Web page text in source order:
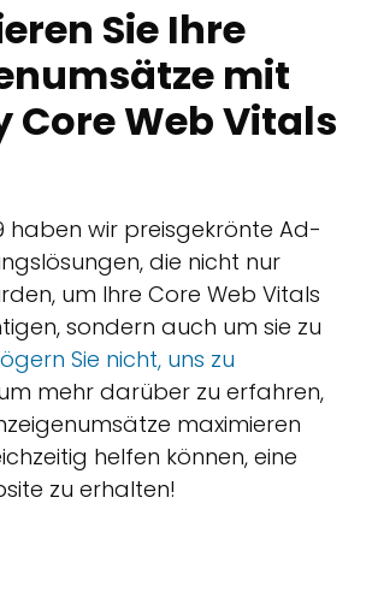
Sie Ihre
mit
Core Web Vitals
haben wir preisgekrönte Ad-
die nicht nur
um Ihre Core Web Vitals
sondern auch um sie zu
Sie nicht, uns zu
mehr darüber zu erfahren,
maximieren
helfen können, eine
zu erhalten!